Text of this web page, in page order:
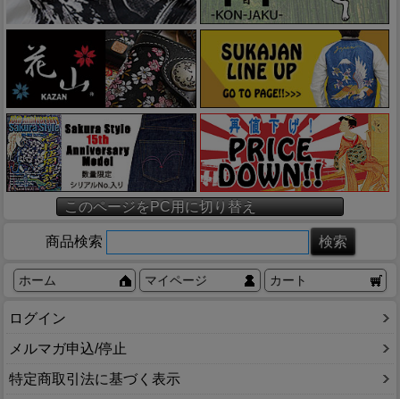
このページをPC用に切り替え
商品検索
ホーム マイページ カート
ログイン
メルマガ申込/停止
特定商取引法に基づく表示